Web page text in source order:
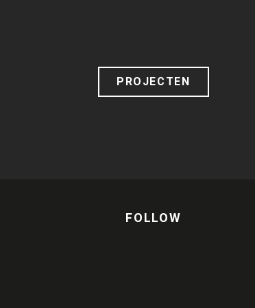
PROJECTEN
FOLLOW